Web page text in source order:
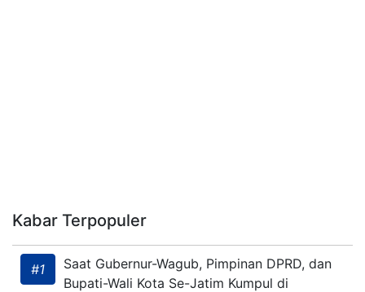
Kabar Terpopuler
#1
Saat Gubernur-Wagub, Pimpinan DPRD, dan
Bupati-Wali Kota Se-Jatim Kumpul di